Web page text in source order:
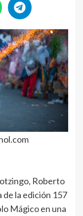
Roberto
de la edición 157
Mágico en una